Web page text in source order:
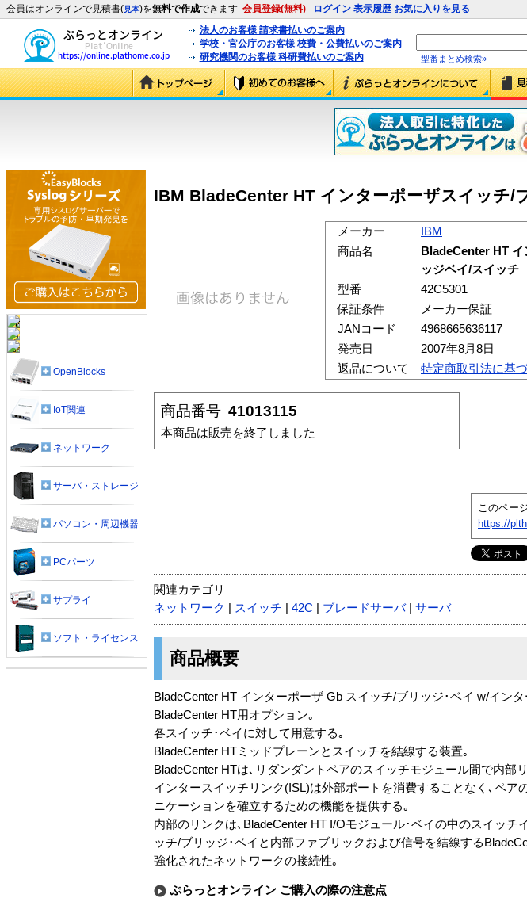
会員はオンラインで見積書(見本)を無料で作成できます 会員登録(無料) ログイン 表示履歴 お気に入りを見る
法人のお客様 請求書払いのご案内
学校・官公庁のお客様 校費・公費払いのご案内
研究機関のお客様 科研費払いのご案内
型番まとめ検索»
IBM BladeCenter HT インターポーザスイッチ/
メーカー
IBM
商品名
BladeCenter HT イ
ッジベイ/スイッチ
型番
42C5301
保証条件
メーカー保証
JANコード
4968665636117
発売日
2007年8月8日
返品について
特定商取引法に基
商品番号 41013115
本商品は販売を終了しました
このペー
https://
関連カテゴリ
ネットワーク
スイッチ 42C ブレードサーバ| サーバ
商品概要
BladeCenter HT インターポーザ Gb スイッチ/ブリッジ･ベイ w/イン
BladeCenter HT用オプション｡
各スイッチ･ベイに対して用意する｡
BladeCenter HTミッドプレーンとスイッチを結線する装置｡
BladeCenter HTは､リダンダントペアのスイッチモジュール間で内部
インタースイッチリンク(ISL)は外部ポートを消費することなく､ペア
ニケーションを確立するための機能を提供する｡
内部のリンクは､BladeCenter HT I/Oモジュール･ベイの中のスイッ
ッチ/ブリッジ･ベイと内部ファブリックおよび信号を結線する
強化されたネットワークの接続性｡
ぷらっとオンライン ご購入の際の注意点
OpenBlocks
IoT関連
ネットワーク
サーバ・ストレージ
パソコン・周辺機器
PCパーツ
サプライ
ソフト・ライセンス